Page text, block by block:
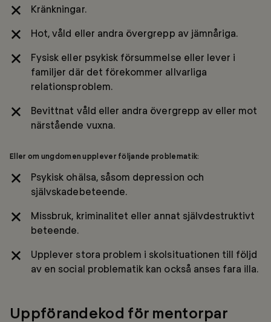
Kränkningar.
Hot, våld eller andra övergrepp av jämnåriga.
Fysisk eller psykisk försummelse eller lever i
familjer där det förekommer allvarliga
relationsproblem.
Bevittnat våld eller andra övergrepp av eller mot
närstående vuxna.
Eller om ungdomen upplever följande problematik:
Psykisk ohälsa, såsom depression och
självskadebeteende.
Missbruk, kriminalitet eller annat självdestruktivt
beteende.
Upplever stora problem i skolsituationen till följd
av en social problematik kan också anses fara illa.
Uppförandekod för mentorpar